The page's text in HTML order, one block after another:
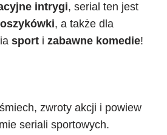
intrygi, serial ten jest
, a także dla
sport i zabawne komedie!
zwroty akcji i powiew
seriali sportowych.